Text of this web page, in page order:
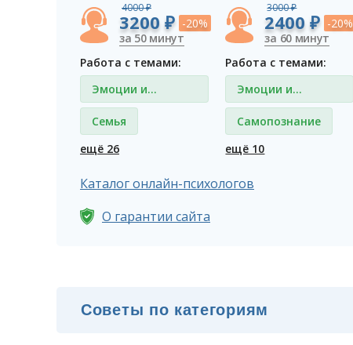
4000 ₽
3200 ₽ -20%
за 50 минут
Работа с темами:
Эмоции и
чувства
Семья
ещё 26
3000 ₽
2400 ₽ -20%
за 60 минут
Работа с темами:
Эмоции и
чувства
Самопознание
ещё 10
Каталог онлайн-психологов
О гарантии сайта